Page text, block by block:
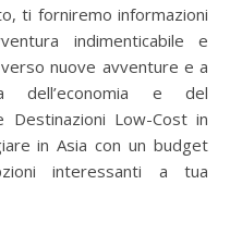
ti forniremo informazioni
indimenticabile e
nuove avventure e a
dell’economia e del
Destinazioni Low-Cost in
in Asia con un budget
interessanti a tua